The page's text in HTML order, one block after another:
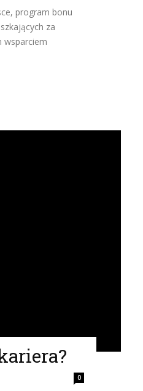
program bonu
za
wsparciem
0